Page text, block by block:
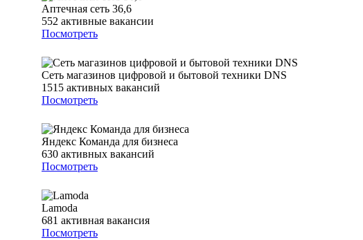
Аптечная сеть 36,6
552 активные вакансии
Посмотреть
Сеть магазинов цифровой и бытовой техники DNS
1515 активных вакансий
Посмотреть
Яндекс Команда для бизнеса
630 активных вакансий
Посмотреть
Lamoda
681 активная вакансия
Посмотреть